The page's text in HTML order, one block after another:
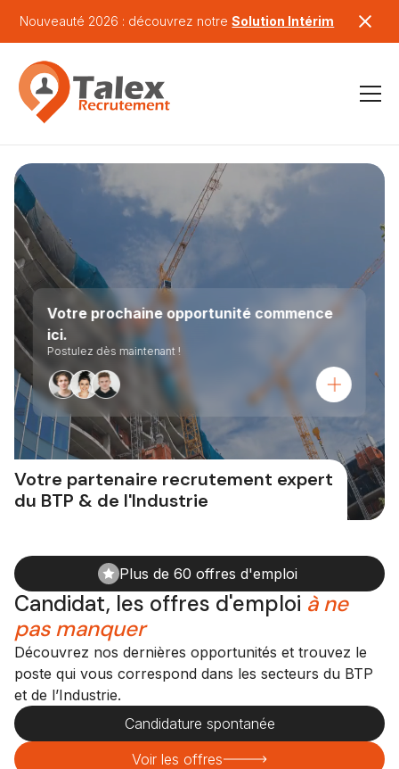
Nouveauté 2026 : découvrez notreSolution Intérim
Votre prochaine opportunité commence
ici.
Postulez dès maintenant !
Votre partenaire recrutement expert
du BTP & de l'Industrie
Plus de 60 offres d'emploi
Candidat, les offres d'emploi à ne
pas manquer
Découvrez nos dernières opportunités et trouvez le
poste qui vous correspond dans les secteurs du BTP
et de l’Industrie.
Candidature spontanée
Voir les offres